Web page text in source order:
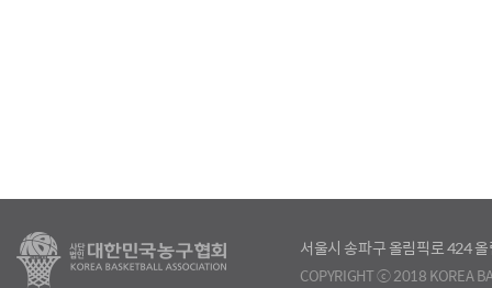
서울시 송파구 올림픽로 424
COPYRIGHT ⓒ 2018 KOREA